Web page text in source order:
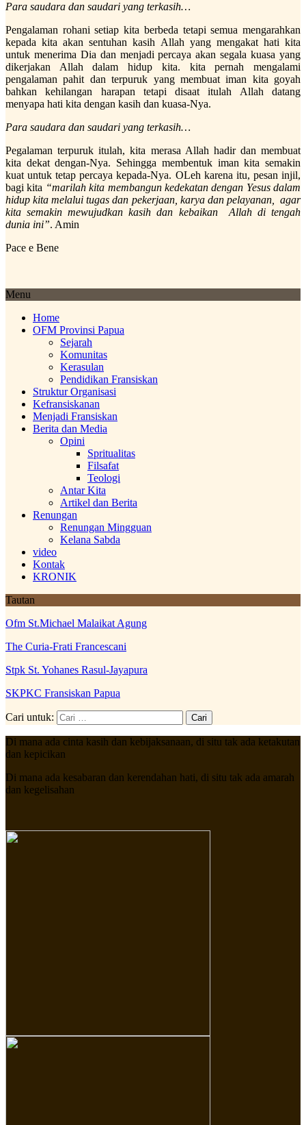
Para saudara dan saudari yang terkasih…
Pengalaman rohani setiap kita berbeda tetapi semua mengarahkan
kepada kita akan sentuhan kasih Allah yang mengakat hati kita
untuk menerima Dia dan menjadi percaya akan segala kuasa yang
dikerjakan Allah dalam hidup kita. kita pernah mengalami
pengalaman pahit dan terpuruk yang membuat iman kita goyah
bahkan kehilangan harapan tetapi disaat itulah Allah datang
menyapa hati kita dengan kasih dan kuasa-Nya.
Para saudara dan saudari yang terkasih…
Pegalaman terpuruk itulah, kita merasa Allah hadir dan membuat
kita dekat dengan-Nya. Sehingga membentuk iman kita semakin
kuat untuk tetap percaya kepada-Nya. OLeh karena itu, pesan injil,
bagi kita “marilah kita membangun kedekatan dengan Yesus dalam
hidup kita melalui tugas dan pekerjaan, karya dan pelayanan, agar
kita semakin mewujudkan kasih dan kebaikan Allah di tengah
dunia ini”. Amin
Pace e Bene
Menu
Home
OFM Provinsi Papua
Sejarah
Komunitas
Kerasulan
Pendidikan Fransiskan
Struktur Organisasi
Kefransiskanan
Menjadi Fransiskan
Berita dan Media
Opini
Spritualitas
Filsafat
Teologi
Antar Kita
Artikel dan Berita
Renungan
Renungan Mingguan
Kelana Sabda
video
Kontak
KRONIK
Tautan
Ofm St.Michael Malaikat Agung
The Curia-Frati Francescani
Stpk St. Yohanes Rasul-Jayapura
SKPKC Fransiskan Papua
Cari untuk:
Di mana ada cinta kasih dan kebijaksanaan, di situ tak ada ketakutan
dan kepicikan
Di mana ada kesabaran dan kerendahan hati, di situ tak ada amarah
dan kegelisahan